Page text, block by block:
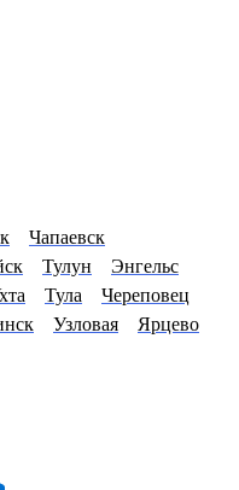
Чапаевск
Тулун
Энгельс
Тула
Череповец
Узловая Ярцево